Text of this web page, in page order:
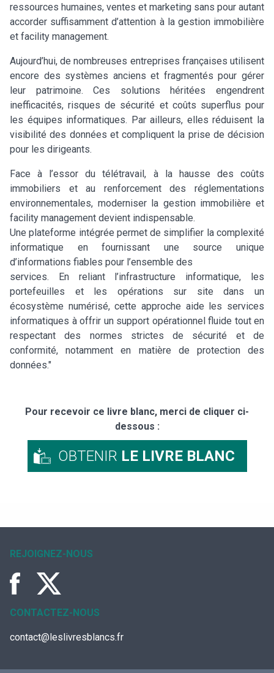
ressources humaines, ventes et marketing sans pour autant
accorder suffisamment d’attention à la gestion immobilière
et facility management.
Aujourd’hui, de nombreuses entreprises françaises utilisent
encore des systèmes anciens et fragmentés pour gérer
leur patrimoine. Ces solutions héritées engendrent
inefficacités, risques de sécurité et coûts superflus pour
les équipes informatiques. Par ailleurs, elles réduisent la
visibilité des données et compliquent la prise de décision
pour les dirigeants.
Face à l’essor du télétravail, à la hausse des coûts
immobiliers et au renforcement des réglementations
environnementales, moderniser la gestion immobilière et
facility management devient indispensable.
Une plateforme intégrée permet de simplifier la complexité
informatique en fournissant une source unique
d’informations fiables pour l’ensemble des
services. En reliant l’infrastructure informatique, les
portefeuilles et les opérations sur site dans un
écosystème numérisé, cette approche aide les services
informatiques à offrir un support opérationnel fluide tout en
respectant des normes strictes de sécurité et de
conformité, notamment en matière de protection des
données."
Pour recevoir ce livre blanc, merci de cliquer ci-
dessous :
OBTENIR LE LIVRE BLANC
REJOIGNEZ-NOUS
CONTACTEZ-NOUS
contact@leslivresblancs.fr